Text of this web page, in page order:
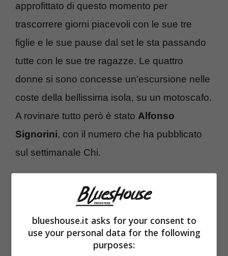
approfittato di questo momento per
trascorrere giorni piacevoli con le sue tre
figlie e le sue pause dal set le sta passando
tutte con le sue tre ragazze. Le quattro
donne si sono concesse un’escursione nelle
coste della bellissima isola, su un motoscafo.
A rovinare tutto però è stato Alfonso
Signorini, con il numero che ha pubblicato
sul settimanale Chi.
blueshouse.it asks for your consent to
use your personal data for the following
purposes: